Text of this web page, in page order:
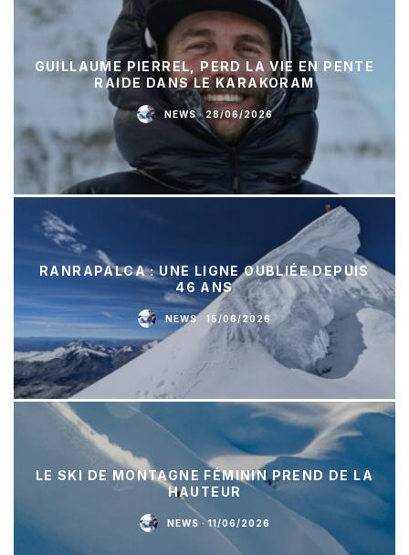
GUILLAUME PIERREL, PERD LA VIE EN PENTE
RAIDE DANS LE KARAKORAM
NEWS · 28/06/2026
RANRAPALCA : UNE LIGNE OUBLIÉE DEPUIS
46 ANS
NEWS · 15/06/2026
LE SKI DE MONTAGNE FÉMININ PREND DE LA
HAUTEUR
NEWS · 11/06/2026